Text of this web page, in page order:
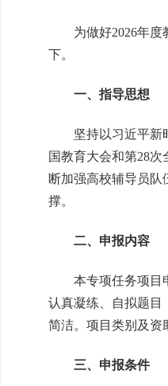
为做好2026年
下。
一、指导思想
坚持以习近平新
国教育大会和第28
断加强高校辅导员
撑。
二、申报内容
本专项任务项目
认真凝练、自拟题目
简洁。项目类别及资
三、申报条件